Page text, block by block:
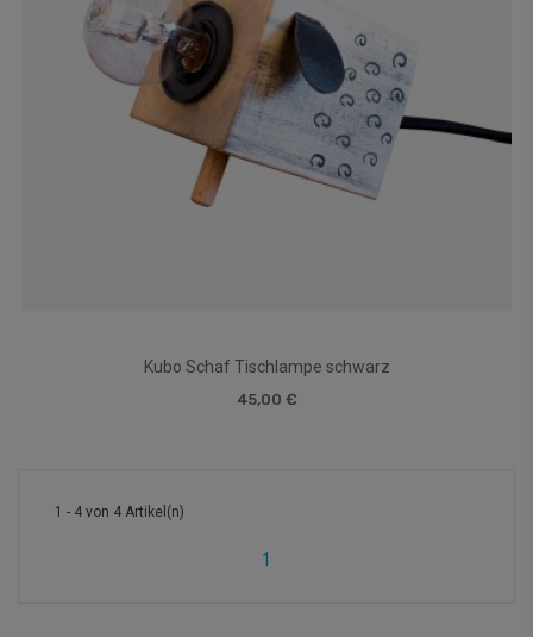
Kubo Schaf Tischlampe schwarz
45,00 €
1 - 4 von 4 Artikel(n)
1